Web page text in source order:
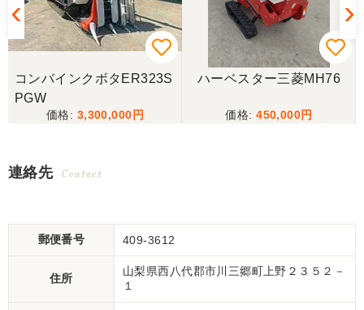
コンバインクボタER323S
PGW
3,300,000
ハーベスター三菱MH76
450,000
連絡先 Contact
郵便番号 409-3612
住所
山梨県西八代郡市川三郷町上野２３５２－
１